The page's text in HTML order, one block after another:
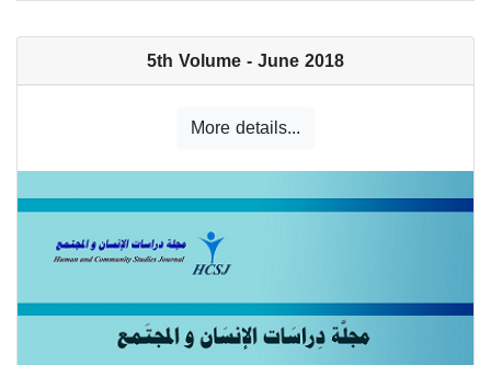
5th Volume - June 2018
More details...